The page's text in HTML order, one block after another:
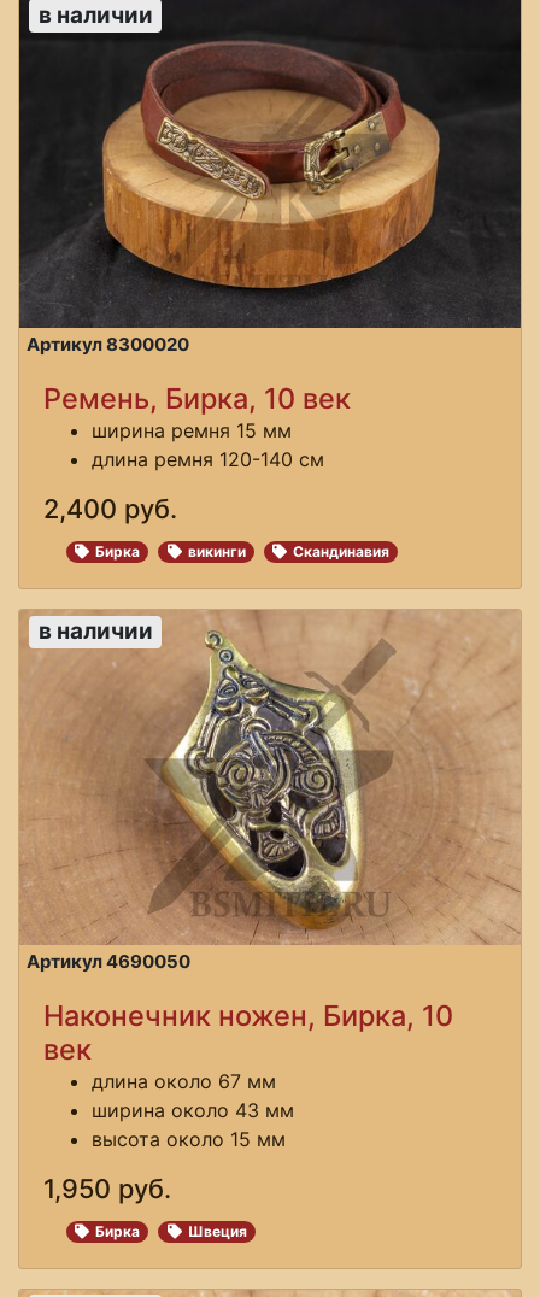
Артикул 8300020
в наличии
Ремень, Бирка, 10 век
ширина ремня 15 мм
длина ремня 120-140 см
2,400 руб.
Бирка викинги Скандинавия
Артикул 4690050
в наличии
Наконечник ножен, Бирка, 10
век
длина около 67 мм
ширина около 43 мм
высота около 15 мм
1,950 руб.
Бирка Швеция